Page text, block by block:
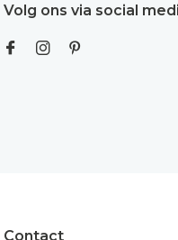
Volg ons via social
Contact